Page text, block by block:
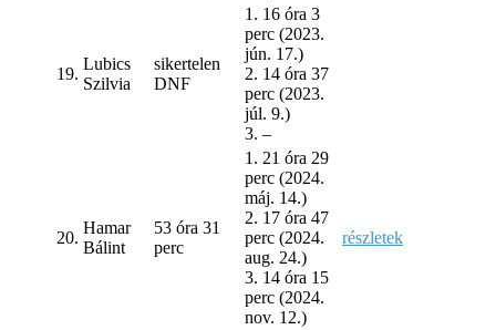
19.
Lubics
Szilvia
sikertelen
DNF
1. 16 óra 3
perc (2023.
jún. 17.)
2. 14 óra 37
perc (2023.
júl. 9.)
3. –
20.
Hamar
Bálint
53 óra 31
perc
1. 21 óra 29
perc (2024.
máj. 14.)
2. 17 óra 47
perc (2024.
aug. 24.)
3. 14 óra 15
perc (2024.
nov. 12.)
részletek